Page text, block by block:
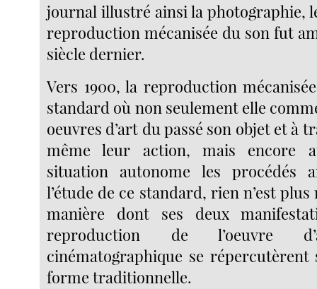
journal illustré ainsi la photographie,
reproduction mécanisée du son fut
siècle dernier.
Vers 1900, la reproduction
standard où non seulement elle
oeuvres d’art du passé son objet et à
même leur action, mais encore
situation autonome les procédés
l’étude de ce standard, rien n’est
manière dont ses deux
reproduction de l’oeuvre
cinématographique se répercutèrent
forme traditionnelle.